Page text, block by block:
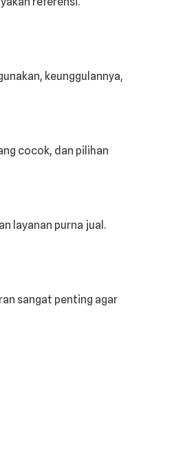
keunggulannya,
cocok, dan pilihan
layanan purna jual.
sangat penting agar